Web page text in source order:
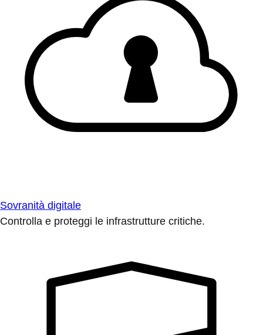
Sovranità digitale
Controlla e proteggi le infrastrutture critiche.